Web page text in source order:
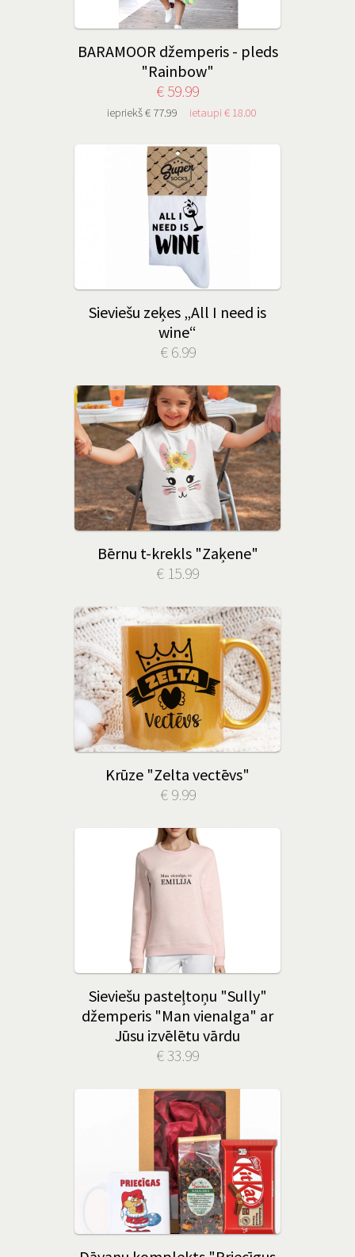
BARAMOOR džemperis - pleds
"Rainbow"
€ 59.99
iepriekš € 77.99 ietaupi € 18.00
Sieviešu zeķes „All I need is
wine“
€ 6.99
Bērnu t-krekls "Zaķene"
€ 15.99
Krūze "Zelta vectēvs"
€ 9.99
Sieviešu pasteļtoņu "Sully"
džemperis "Man vienalga" ar
Jūsu izvēlētu vārdu
€ 33.99